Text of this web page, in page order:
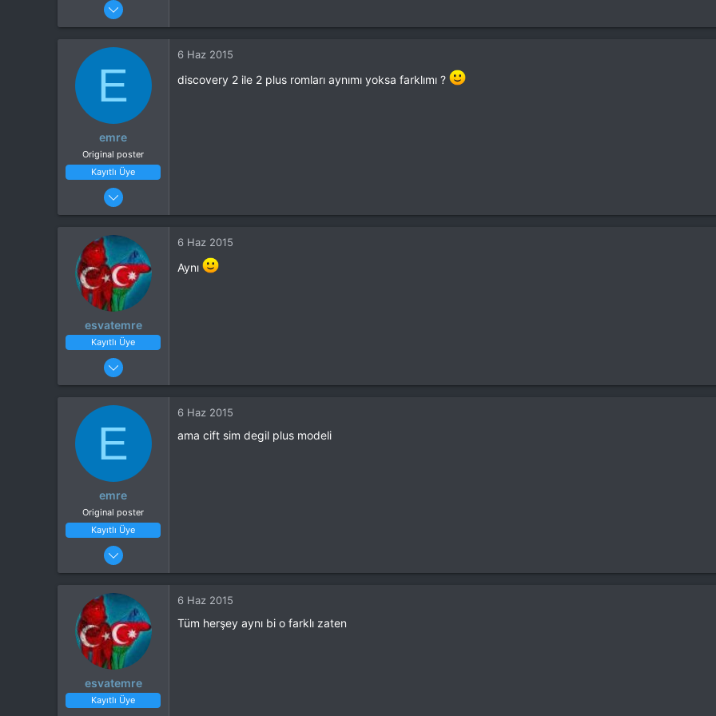
25 Nis 2015
21
E
emre
Original poster
Kayıtlı Üye
29 Ocak 2015
3
6 Haz 2015
discovery 2 ile 2 plus romları aynımı yoksa farklımı ?
esvatemre
Kayıtlı Üye
25 Nis 2015
21
6 Haz 2015
Aynı
E
emre
Original poster
Kayıtlı Üye
29 Ocak 2015
3
6 Haz 2015
ama cift sim degil plus modeli
esvatemre
Kayıtlı Üye
6 Haz 2015
Tüm herşey aynı bi o farklı zaten